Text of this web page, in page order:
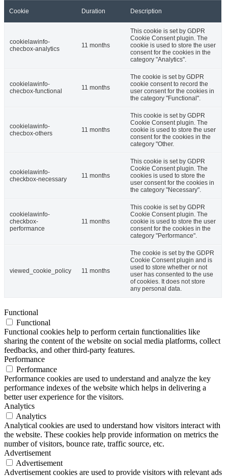
Cookie Duration Description
cookielawinfo-
checbox-analytics
11 months
This cookie is set by GDPR
Cookie Consent plugin. The
cookie is used to store the user
consent for the cookies in the
category "Analytics".
cookielawinfo-
checbox-functional
11 months
The cookie is set by GDPR
cookie consent to record the
user consent for the cookies in
the category "Functional".
cookielawinfo-
checbox-others
11 months
This cookie is set by GDPR
Cookie Consent plugin. The
cookie is used to store the user
consent for the cookies in the
category "Other.
cookielawinfo-
checkbox-necessary
11 months
This cookie is set by GDPR
Cookie Consent plugin. The
cookies is used to store the
user consent for the cookies in
the category "Necessary".
cookielawinfo-
checkbox-
performance
11 months
This cookie is set by GDPR
Cookie Consent plugin. The
cookie is used to store the user
consent for the cookies in the
category "Performance".
viewed_cookie_policy 11 months
The cookie is set by the GDPR
Cookie Consent plugin and is
used to store whether or not
user has consented to the use
of cookies. It does not store
any personal data.
Functional
Functional
Functional cookies help to perform certain functionalities like
sharing the content of the website on social media platforms, collect
feedbacks, and other third-party features.
Performance
Performance
Performance cookies are used to understand and analyze the key
performance indexes of the website which helps in delivering a
better user experience for the visitors.
Analytics
Analytics
Analytical cookies are used to understand how visitors interact with
the website. These cookies help provide information on metrics the
number of visitors, bounce rate, traffic source, etc.
Advertisement
Advertisement
Advertisement cookies are used to provide visitors with relevant ads